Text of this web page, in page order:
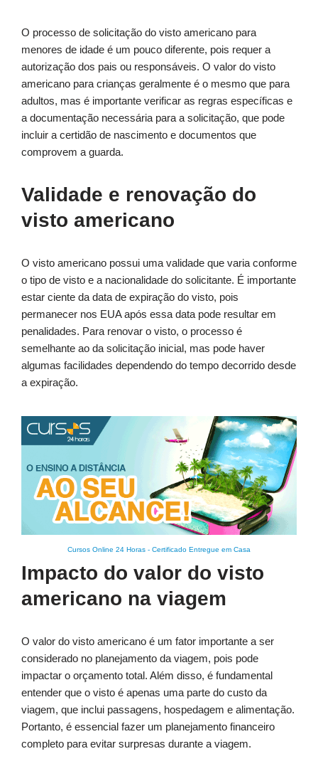
O processo de solicitação do visto americano para
menores de idade é um pouco diferente, pois requer a
autorização dos pais ou responsáveis. O valor do visto
americano para crianças geralmente é o mesmo que para
adultos, mas é importante verificar as regras específicas e
a documentação necessária para a solicitação, que pode
incluir a certidão de nascimento e documentos que
comprovem a guarda.
Validade e renovação do
visto americano
O visto americano possui uma validade que varia conforme
o tipo de visto e a nacionalidade do solicitante. É importante
estar ciente da data de expiração do visto, pois
permanecer nos EUA após essa data pode resultar em
penalidades. Para renovar o visto, o processo é
semelhante ao da solicitação inicial, mas pode haver
algumas facilidades dependendo do tempo decorrido desde
a expiração.
Cursos Online 24 Horas - Certificado Entregue em Casa
Impacto do valor do visto
americano na viagem
O valor do visto americano é um fator importante a ser
considerado no planejamento da viagem, pois pode
impactar o orçamento total. Além disso, é fundamental
entender que o visto é apenas uma parte do custo da
viagem, que inclui passagens, hospedagem e alimentação.
Portanto, é essencial fazer um planejamento financeiro
completo para evitar surpresas durante a viagem.